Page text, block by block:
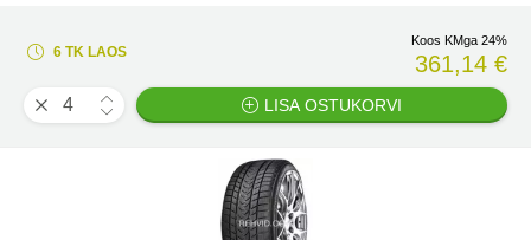
6 TK LAOS
Koos KMga 24%
361,14 €
LISA OSTUKORVI